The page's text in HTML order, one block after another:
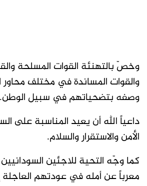
وخصّ بالتهنئة القوات المسلحة
والقوات المساندة في مختلف محاور
وصفه بتضحياتهم في سبيل الوطن.
داعياً الله أن يعيد المناسبة على
الأمن والاستقرار والسلام.
كما وجّه التحية للاجئين
معرباً عن أمله في عودتهم العاجلة